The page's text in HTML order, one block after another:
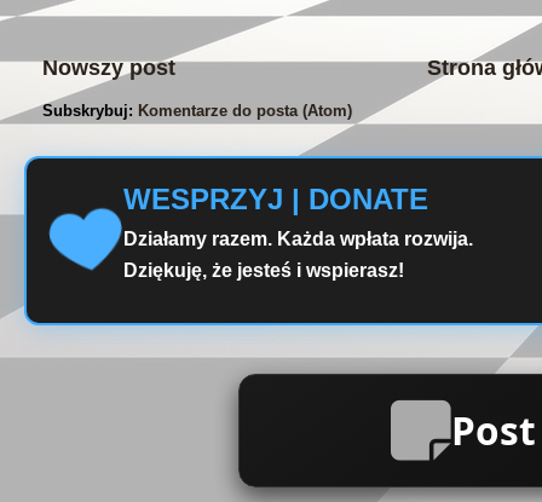
Nowszy post Strona
Subskrybuj: Komentarze do posta (Atom)
WESPRZYJ | DONATE
Działamy razem. Każda wpłata rozwija.
Dziękuję, że jesteś i wspierasz!